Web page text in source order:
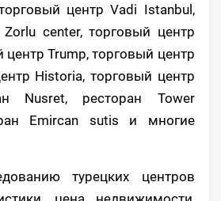
центр Vadi Istanbul,
center, торговый центр
центр Trump, торговый центр
Historia, торговый центр
Nusret, ресторан Tower
Emircan sutis и многие
турецких центров